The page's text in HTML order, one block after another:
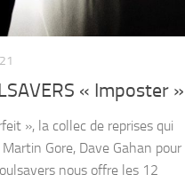
« Imposter »
», la collec de reprises qui
Gore, Dave Gahan pour
nous offre les 12